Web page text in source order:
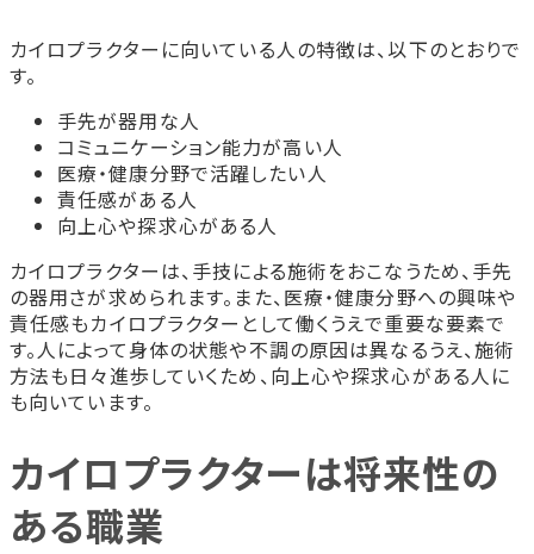
カイロプラクターに向いている人の特徴は、以下のとおりで
す。
手先が器用な人
コミュニケーション能力が高い人
医療・健康分野で活躍したい人
責任感がある人
向上心や探求心がある人
カイロプラクターは、手技による施術をおこなうため、手先
の器用さが求められます。また、医療・健康分野への興味や
責任感もカイロプラクターとして働くうえで重要な要素で
す。人によって身体の状態や不調の原因は異なるうえ、施術
方法も日々進歩していくため、向上心や探求心がある人に
も向いています。
カイロプラクターは将来性の
ある職業